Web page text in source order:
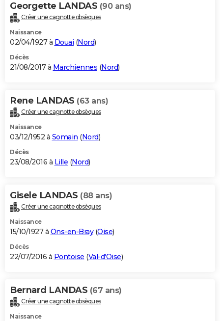
Georgette LANDAS (90 ans)
Créer une cagnotte obsèques
Naissance
02/04/1927 à Douai (Nord)
Décès
21/08/2017 à Marchiennes (Nord)
Rene LANDAS (63 ans)
Créer une cagnotte obsèques
Naissance
03/12/1952 à Somain (Nord)
Décès
23/08/2016 à Lille (Nord)
Gisele LANDAS (88 ans)
Créer une cagnotte obsèques
Naissance
15/10/1927 à Ons-en-Bray(Oise)
Décès
22/07/2016 à Pontoise (Val-d'Oise)
Bernard LANDAS (67 ans)
Créer une cagnotte obsèques
Naissance